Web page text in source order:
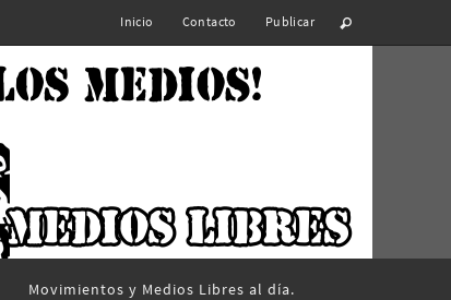
Inicio Contacto Publicar
Movimientos y Medios Libres al día.